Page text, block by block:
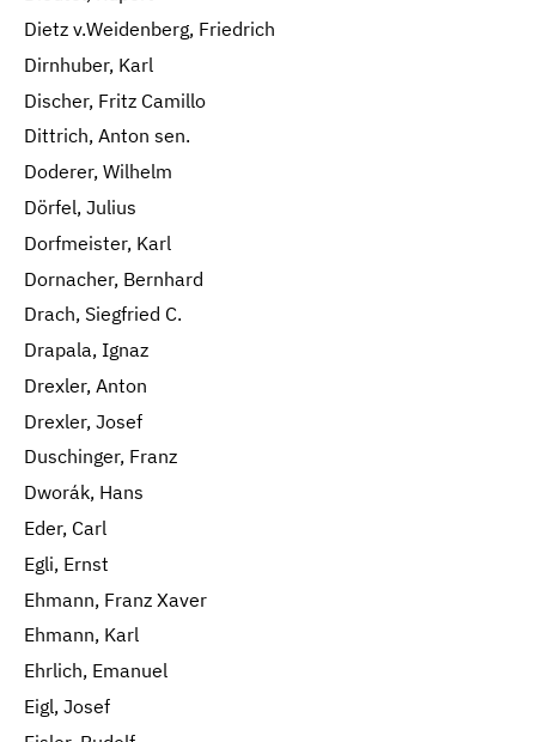
Dietz v.Weidenberg, Friedrich
Dirnhuber, Karl
Discher, Fritz Camillo
Dittrich, Anton sen.
Doderer, Wilhelm
Dörfel, Julius
Dorfmeister, Karl
Dornacher, Bernhard
Drach, Siegfried C.
Drapala, Ignaz
Drexler, Anton
Drexler, Josef
Duschinger, Franz
Dworák, Hans
Eder, Carl
Egli, Ernst
Ehmann, Franz Xaver
Ehmann, Karl
Ehrlich, Emanuel
Eigl, Josef